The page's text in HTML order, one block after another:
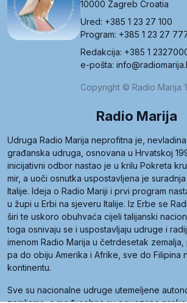
10000 Zagreb Croatia
Ured: +385 1 23 27 100
Program: +385 1 23 27
Redakcija: +385 1
e-pošta:
Copyright © Radio Marija
Radio Marija
Udruga Radio Marija neprofitna je,
građanska udruga, osnovana u Hrvatskoj
inicijativni odbor nastao je u krilu Pokreta
mir, a uoči osnutka uspostavljena je
Italije. Ideja o Radio Mariji i prvi program
u župi u Erbi na sjeveru Italije. Iz Erbe se
širi te uskoro obuhvaća cijeli talijanski
toga osnivaju se i uspostavljaju udruge i
imenom Radio Marija u četrdesetak
pa do obiju Amerika i Afrike, sve do Filipina
kontinentu.
Sve su nacionalne udruge utemeljene